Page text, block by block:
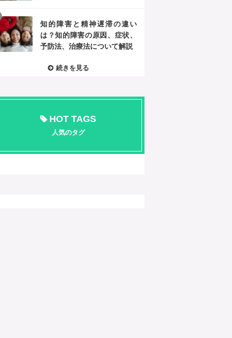
知的障害と精神遅滞の違い
は？知的障害の原因、症状、
予防法、治療法について解説
続きを見る
HOT TAGS
人気のタグ